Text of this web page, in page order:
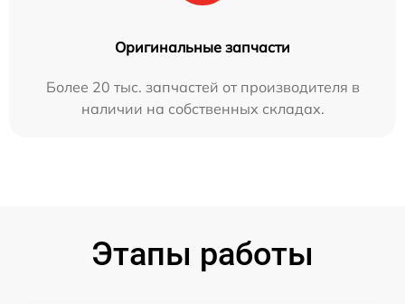
Оригинальные запчасти
Более 20 тыс. запчастей от производителя в
наличии на собственных складах.
Этапы работы